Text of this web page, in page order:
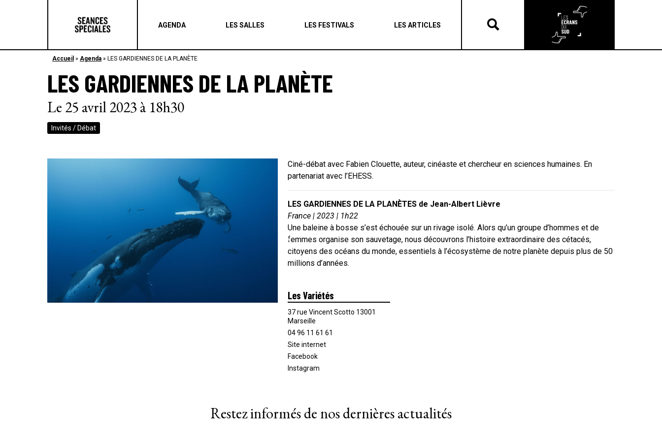
AGENDA LES SALLES LES FESTIVALS LES ARTICLES
Les articles
Accueil » Agenda » LES GARDIENNES DE LA PLANÈTE
LES GARDIENNES DE LA PLANÈTE
Le 25 avril 2023 à 18h30
Invités / Débat
Ciné-débat avec Fabien Clouette, auteur, cinéaste et chercheur en sciences humaines. En
partenariat avec l’EHESS.
LES GARDIENNES DE LA PLANÈTES de Jean-Albert Lièvre
France | 2023 | 1h22
Une baleine à bosse s’est échouée sur un rivage isolé. Alors qu’un groupe d’hommes et de
femmes organise son sauvetage, nous découvrons l’histoire extraordinaire des cétacés,
citoyens des océans du monde, essentiels à l’écosystème de notre planète depuis plus de 50
millions d’années.
Les Variétés
37 rue Vincent Scotto 13001
Marseille
04 96 11 61 61
Site internet
Facebook
Instagram
Restez informés de nos dernières actualités